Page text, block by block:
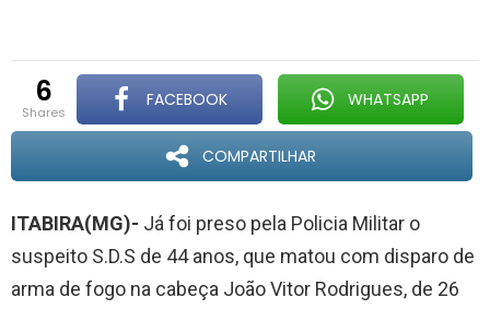
6
shares
FACEBOOK WHATSAPP
COMPARTILHAR
ITABIRA(MG)- Já foi preso pela Policia Militar o
suspeito S.D.S de 44 anos, que matou com disparo de
arma de fogo na cabeça João Vitor Rodrigues, de 26